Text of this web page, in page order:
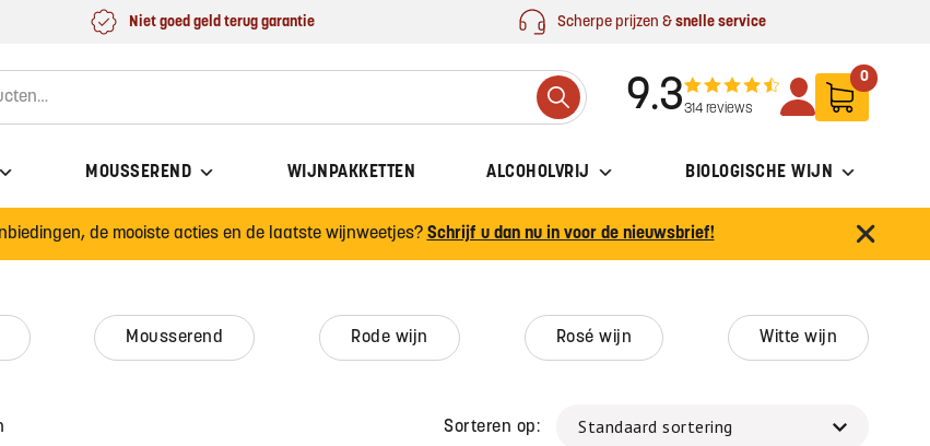
Niet goed geld terug garantie Scherpe prijzen &snelle service
Search
9.3314 reviews
0
MOUSSEREND WIJNPAKKETTEN ALCOHOLVRIJ BIOLOGISCHE WIJN
de mooiste acties en de laatste wijnweetjes? Schrijf u dan nu in voor de nieuwsbrief!
mousserend rode wijn rosé wijn witte wijn
Sorteren op: